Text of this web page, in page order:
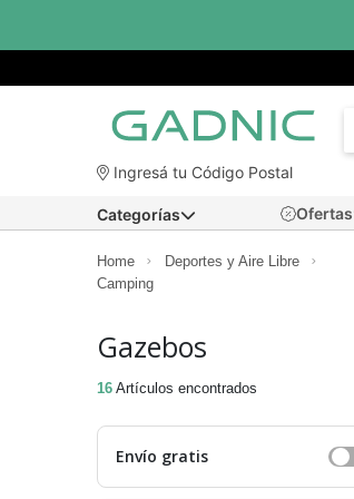
Ingresá tu Código Postal
Ofertas
Categorías
Home
Deportes y Aire Libre
Camping
Gazebos
16 Artículos encontrados
Envío gratis